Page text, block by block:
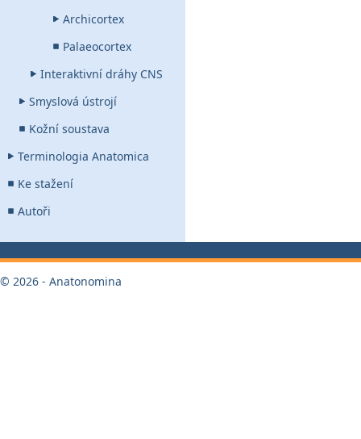
Archicortex
Palaeocortex
Interaktivní dráhy CNS
Smyslová ústrojí
Kožní soustava
Terminologia Anatomica
Ke stažení
Autoři
© 2026 - Anatonomina